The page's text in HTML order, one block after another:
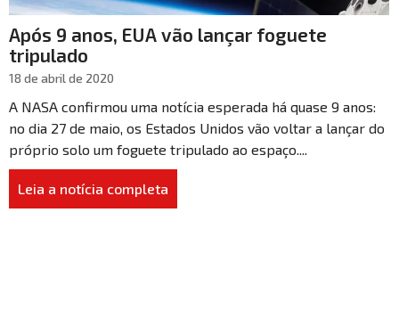
Após 9 anos, EUA vão lançar foguete
tripulado
18 de abril de 2020
A NASA confirmou uma notícia esperada há quase 9 anos:
no dia 27 de maio, os Estados Unidos vão voltar a lançar do
próprio solo um foguete tripulado ao espaço....
Leia a notícia completa